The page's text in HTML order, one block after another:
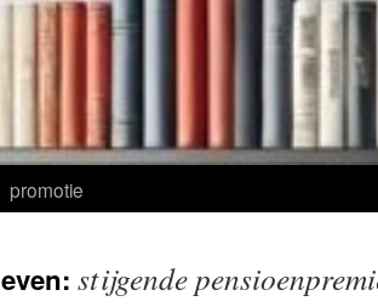
promotie
stijgende